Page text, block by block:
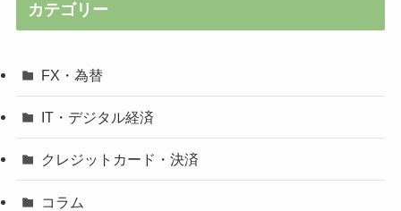
カテゴリー
FX・為替
IT・デジタル経済
クレジットカード・決済
コラム